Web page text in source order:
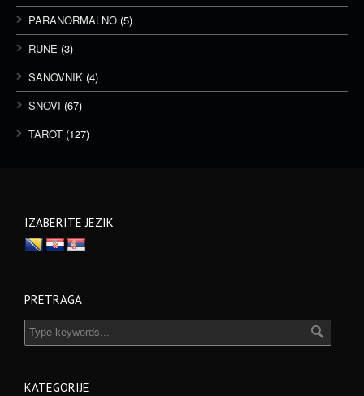
PARANORMALNO (5)
RUNE (3)
SANOVNIK (4)
SNOVI (67)
TAROT (127)
IZABERITE JEZIK
PRETRAGA
KATEGORIJE